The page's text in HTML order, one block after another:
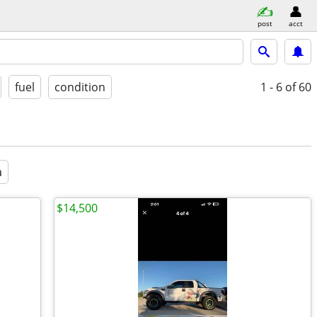
post acct
fuel condition 1 - 6 of 60
$14,500